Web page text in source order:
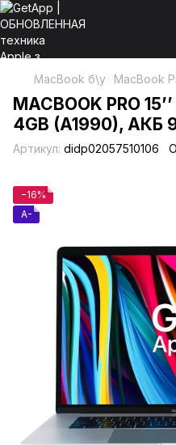
MacBook б\у MacBook
MACBOOK PRO
4GB (A1990), АКБ
Артикул: didp02057510106
−16%
A-